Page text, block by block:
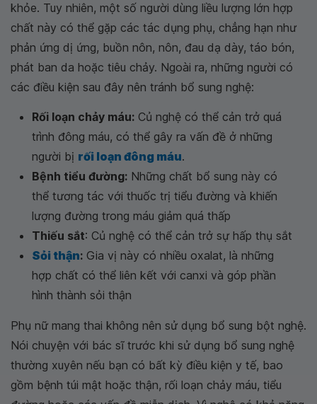
khỏe. Tuy nhiên, một số người dùng liều lượng lớn hợp
chất này có thể gặp các tác dụng phụ, chẳng hạn như
phản ứng dị ứng, buồn nôn, nôn, đau dạ dày, táo bón,
phát ban da hoặc tiêu chảy. Ngoài ra, những người có
các điều kiện sau đây nên tránh bổ sung nghệ:
Rối loạn chảy máu: Củ nghệ có thể cản trở quá
trình đông máu, có thể gây ra vấn đề ở những
người bị rối loạn đông máu.
Bệnh tiểu đường: Những chất bổ sung này có
thể tương tác với thuốc trị tiểu đường và khiến
lượng đường trong máu giảm quá thấp
Thiếu sắt: Củ nghệ có thể cản trở sự hấp thụ sắt
Sỏi thận: Gia vị này có nhiều oxalat, là những
hợp chất có thể liên kết với canxi và góp phần
hình thành sỏi thận
Phụ nữ mang thai không nên sử dụng bổ sung bột nghệ.
Nói chuyện với bác sĩ trước khi sử dụng bổ sung nghệ
thường xuyên nếu bạn có bất kỳ điều kiện y tế, bao
gồm bệnh túi mật hoặc thận, rối loạn chảy máu, tiểu